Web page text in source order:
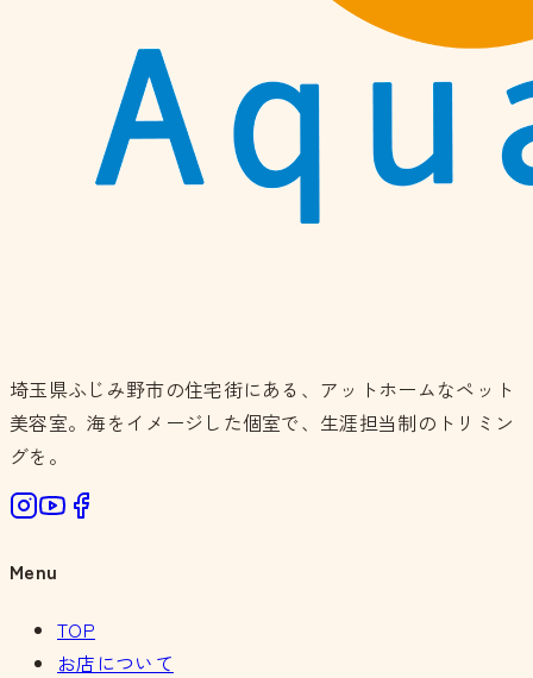
埼玉県ふじみ野市の住宅街にある、アットホームなペット
美容室。海をイメージした個室で、生涯担当制のトリミン
グを。
Menu
TOP
お店について